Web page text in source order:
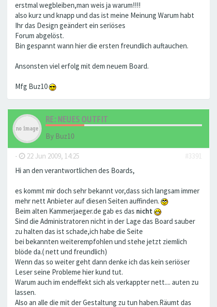
erstmal wegbleiben,man weis ja warum!!!!
also kurz und knapp und das ist meine Meinung Warum habt
Ihr das Design geändert ein seriöses
Forum abgelöst.
Bin gespannt wann hier die ersten freundlich auftauchen.
Ansonsten viel erfolg mit dem neuem Board.
Mfg Buz10
RE: NEUES OUTFIT
By Buz10
- 22 Jun 2009, 14:25
#3391
Hi an den verantwortlichen des Boards,
es kommt mir doch sehr bekannt vor,dass sich langsam immer
mehr nett Anbieter auf diesen Seiten auffinden.
Beim alten Kammerjaeger.de gab es das nicht
Sind die Administratoren nicht in der Lage das Board sauber
zu halten das ist schade,ich habe die Seite
bei bekannten weiterempfohlen und stehe jetzt ziemlich
blöde da.( nett und freundlich)
Wenn das so weiter geht dann denke ich das kein seriöser
Leser seine Probleme hier kund tut.
Warum auch im endeffekt sich als verkappter nett.... auten zu
lassen.
Also an alle die mit der Gestaltung zu tun haben.Räumt das